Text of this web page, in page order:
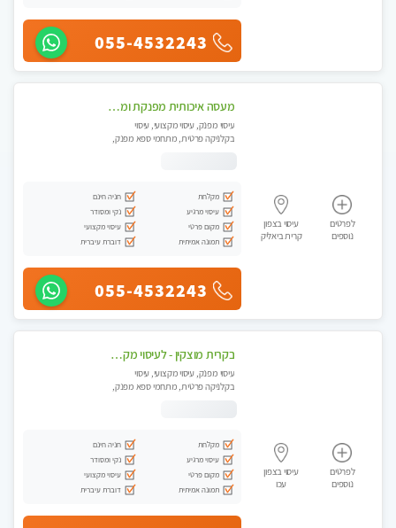
055-4532243
לפרטים
נוספים
עיסוי בצפון
קרית ביאליק
מעסה איכותית מפנקת ומקצועית עיסוי חלומי ..... בקריות
עיסוי מפנק, עיסוי מקצועי, עיסוי
בקלניקה פרטית, מתחמי ספא מפנק,
מקלחת
חניה חינם
עיסוי מרגיע
נקי ומסודר
מקום פרטי
עיסוי מקצועי
תמונה אמיתית
דוברת עיברית
055-4532243
לפרטים
נוספים
עיסוי בצפון
עכו
בקרית מוצקין - לעיסוי מקצועי ואיכותי מומלץ מאוד!! מעסה פרטית בוא ותבין מזה עיסוי … ❤️ ללא מין !!
עיסוי מפנק, עיסוי מקצועי, עיסוי
בקלניקה פרטית, מתחמי ספא מפנק,
מקלחת
חניה חינם
עיסוי מרגיע
נקי ומסודר
מקום פרטי
עיסוי מקצועי
תמונה אמיתית
דוברת עיברית